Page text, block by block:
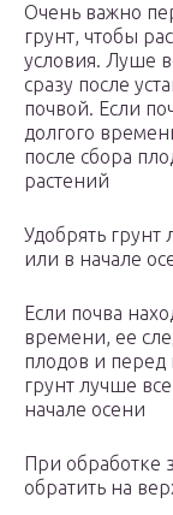
Очень важно
грунт, чтобы
условия. Луше
сразу после
почвой. Если
долгого
после сбора
растений
Удобрять грунт
или в начале
Если почва
времени, ее
плодов и перед
грунт лучше
начале осени
При обработке
обратить на